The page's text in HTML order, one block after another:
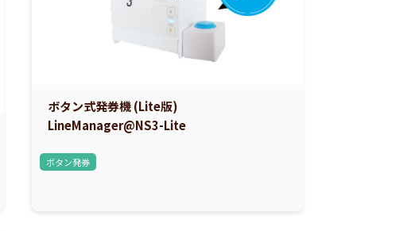
ボタン式発券機 (Lite版)
LineManager@NS3-Lite
ボタン発券